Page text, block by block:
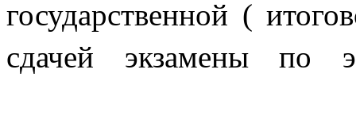
государственной (
сдачей